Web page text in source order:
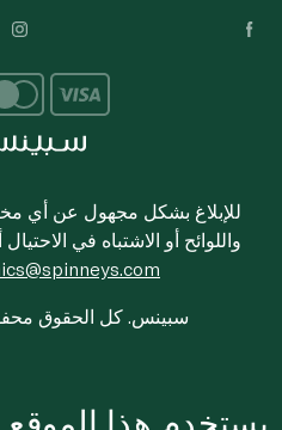
للإبلاغ بشكل مجهول عن أي
واللوائح أو الاشتباه في
© 2020-2026 سبينس. كل الحقوق
يستخدم هذا